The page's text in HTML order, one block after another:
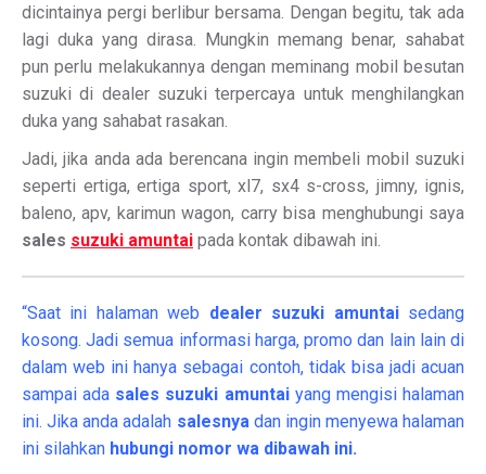
dicintainya pergi berlibur bersama. Dengan begitu, tak ada
lagi duka yang dirasa. Mungkin memang benar, sahabat
pun perlu melakukannya dengan meminang mobil besutan
suzuki di dealer suzuki terpercaya untuk menghilangkan
duka yang sahabat rasakan.
Jadi, jika anda ada berencana ingin membeli mobil suzuki
seperti ertiga, ertiga sport, xl7, sx4 s-cross, jimny, ignis,
baleno, apv, karimun wagon, carry bisa menghubungi saya
sales suzuki amuntai pada kontak dibawah ini.
“Saat ini halaman web dealer suzuki amuntai sedang
kosong. Jadi semua informasi harga, promo dan lain lain di
dalam web ini hanya sebagai contoh, tidak bisa jadi acuan
sampai ada sales suzuki amuntai yang mengisi halaman
ini. Jika anda adalah salesnyadan ingin menyewa halaman
ini silahkan hubungi nomor wa dibawah ini.